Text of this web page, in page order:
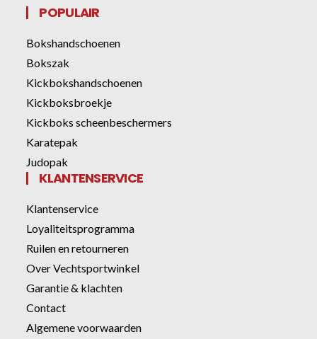
POPULAIR
Bokshandschoenen
Bokszak
Kickbokshandschoenen
Kickboksbroekje
Kickboks scheenbeschermers
Karatepak
Judopak
KLANTENSERVICE
Klantenservice
Loyaliteitsprogramma
Ruilen en retourneren
Over Vechtsportwinkel
Garantie & klachten
Contact
Algemene voorwaarden